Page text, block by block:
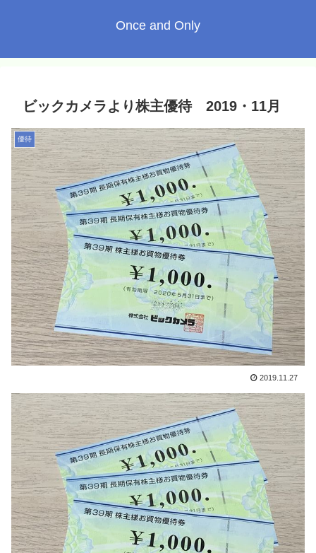
Once and Only
ビックカメラより株主優待 2019・11月
優待
2019.11.27